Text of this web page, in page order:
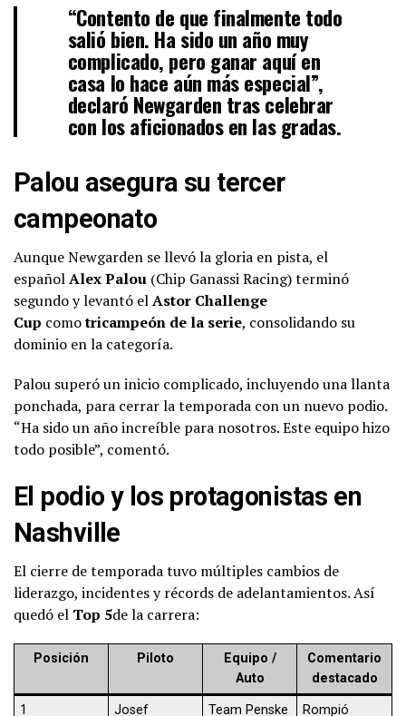
“Contento de que finalmente todo
salió bien. Ha sido un año muy
complicado, pero ganar aquí en
casa lo hace aún más especial”,
declaró Newgarden tras celebrar
con los aficionados en las gradas.
Palou asegura su tercer
campeonato
Aunque Newgarden se llevó la gloria en pista, el
españolAlex Palou (Chip Ganassi Racing) terminó
segundo y levantó elAstor Challenge
Cup comotricampeón de la serie, consolidando su
dominio en la categoría.
Palou superó un inicio complicado, incluyendo una llanta
ponchada, para cerrar la temporada con un nuevo podio.
“Ha sido un año increíble para nosotros. Este equipo hizo
todo posible”, comentó.
El podio y los protagonistas en
Nashville
El cierre de temporada tuvo múltiples cambios de
liderazgo, incidentes y récords de adelantamientos. Así
quedó el Top 5de la carrera:
Posición Piloto
Equipo /
Auto
Comentario
destacado
1
Josef
Team Penske
Rompió